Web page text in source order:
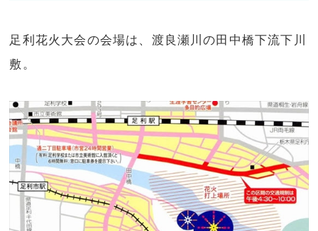
足利花火大会の会場は、渡良瀬川の田中橋下流下川
敷。